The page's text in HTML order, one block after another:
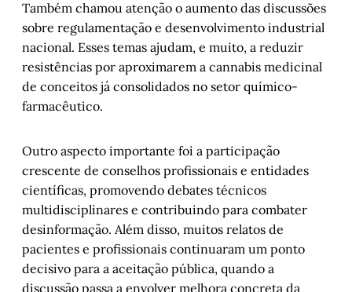
Também chamou atenção o aumento das discussões
sobre regulamentação e desenvolvimento industrial
nacional. Esses temas ajudam, e muito, a reduzir
resistências por aproximarem a cannabis medicinal
de conceitos já consolidados no setor químico-
farmacêutico.
Outro aspecto importante foi a participação
crescente de conselhos profissionais e entidades
científicas, promovendo debates técnicos
multidisciplinares e contribuindo para combater
desinformação. Além disso, muitos relatos de
pacientes e profissionais continuaram um ponto
decisivo para a aceitação pública, quando a
discussão passa a envolver melhora concreta da